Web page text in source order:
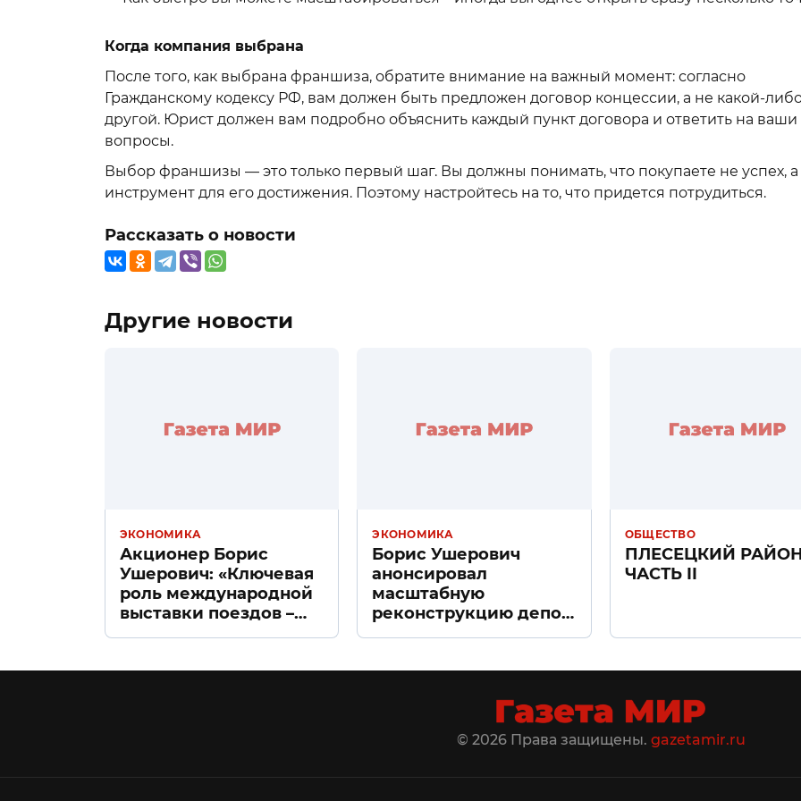
Когда компания выбрана
После того, как выбрана франшиза, обратите внимание на важный момент: согласно
Гражданскому кодексу РФ, вам должен быть предложен договор концессии, а не какой-
другой. Юрист должен вам подробно объяснить каждый пункт договора и ответить на ваши
вопросы.
Выбор франшизы — это только первый шаг. Вы должны понимать, что покупаете не успех, а
инструмент для его достижения. Поэтому настройтесь на то, что придется потрудиться.
Рассказать о новости
Другие новости
ЭКОНОМИКА
Акционер Борис
Ушерович: «Ключевая
роль международной
выставки поездов –
поиск ответов на
ЭКОНОМИКА
Борис Ушерович
анонсировал
масштабную
реконструкцию депо
«Дачное» в Санкт-
ОБЩЕСТВО
ПЛЕСЕЦКИЙ
ЧАСТЬ II
© 2026 Права защищены. gazetamir.ru